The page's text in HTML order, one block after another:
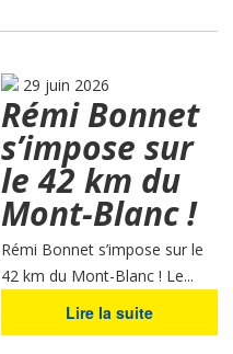
29 juin 2026
Rémi Bonnet
s’impose sur
le 42 km du
Mont-Blanc !
Rémi Bonnet s’impose sur le
42 km du Mont-Blanc ! Le...
Lire la suite